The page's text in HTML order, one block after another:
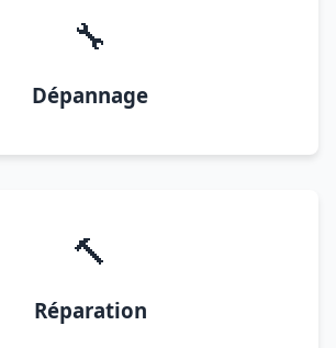
🔧
Dépannage
🔨
Réparation